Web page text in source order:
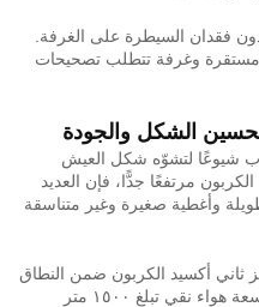
فقدان السيطرة على الغرفة.
مستقرة وغرفة تتطلب تصحيحات
شيوعًا لتشوّه شكل العيش
مرتفعًا جدًّا، فإن العديد
وأغطية صغيرة وغير متناسقة
ثاني أكسيد الكربون ضمن النطاق
من ٥٠٠ إلى ١٠٠٠٠ جزء بالمليون، وبسعة هواء نقي تبلغ ١٥٠٠ متر